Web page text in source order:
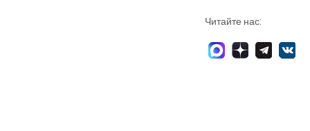
Читайте нас: